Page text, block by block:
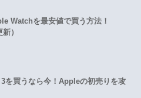
Watchを最安値で買う方法！
）
を買うなら今！Appleの初売りを攻